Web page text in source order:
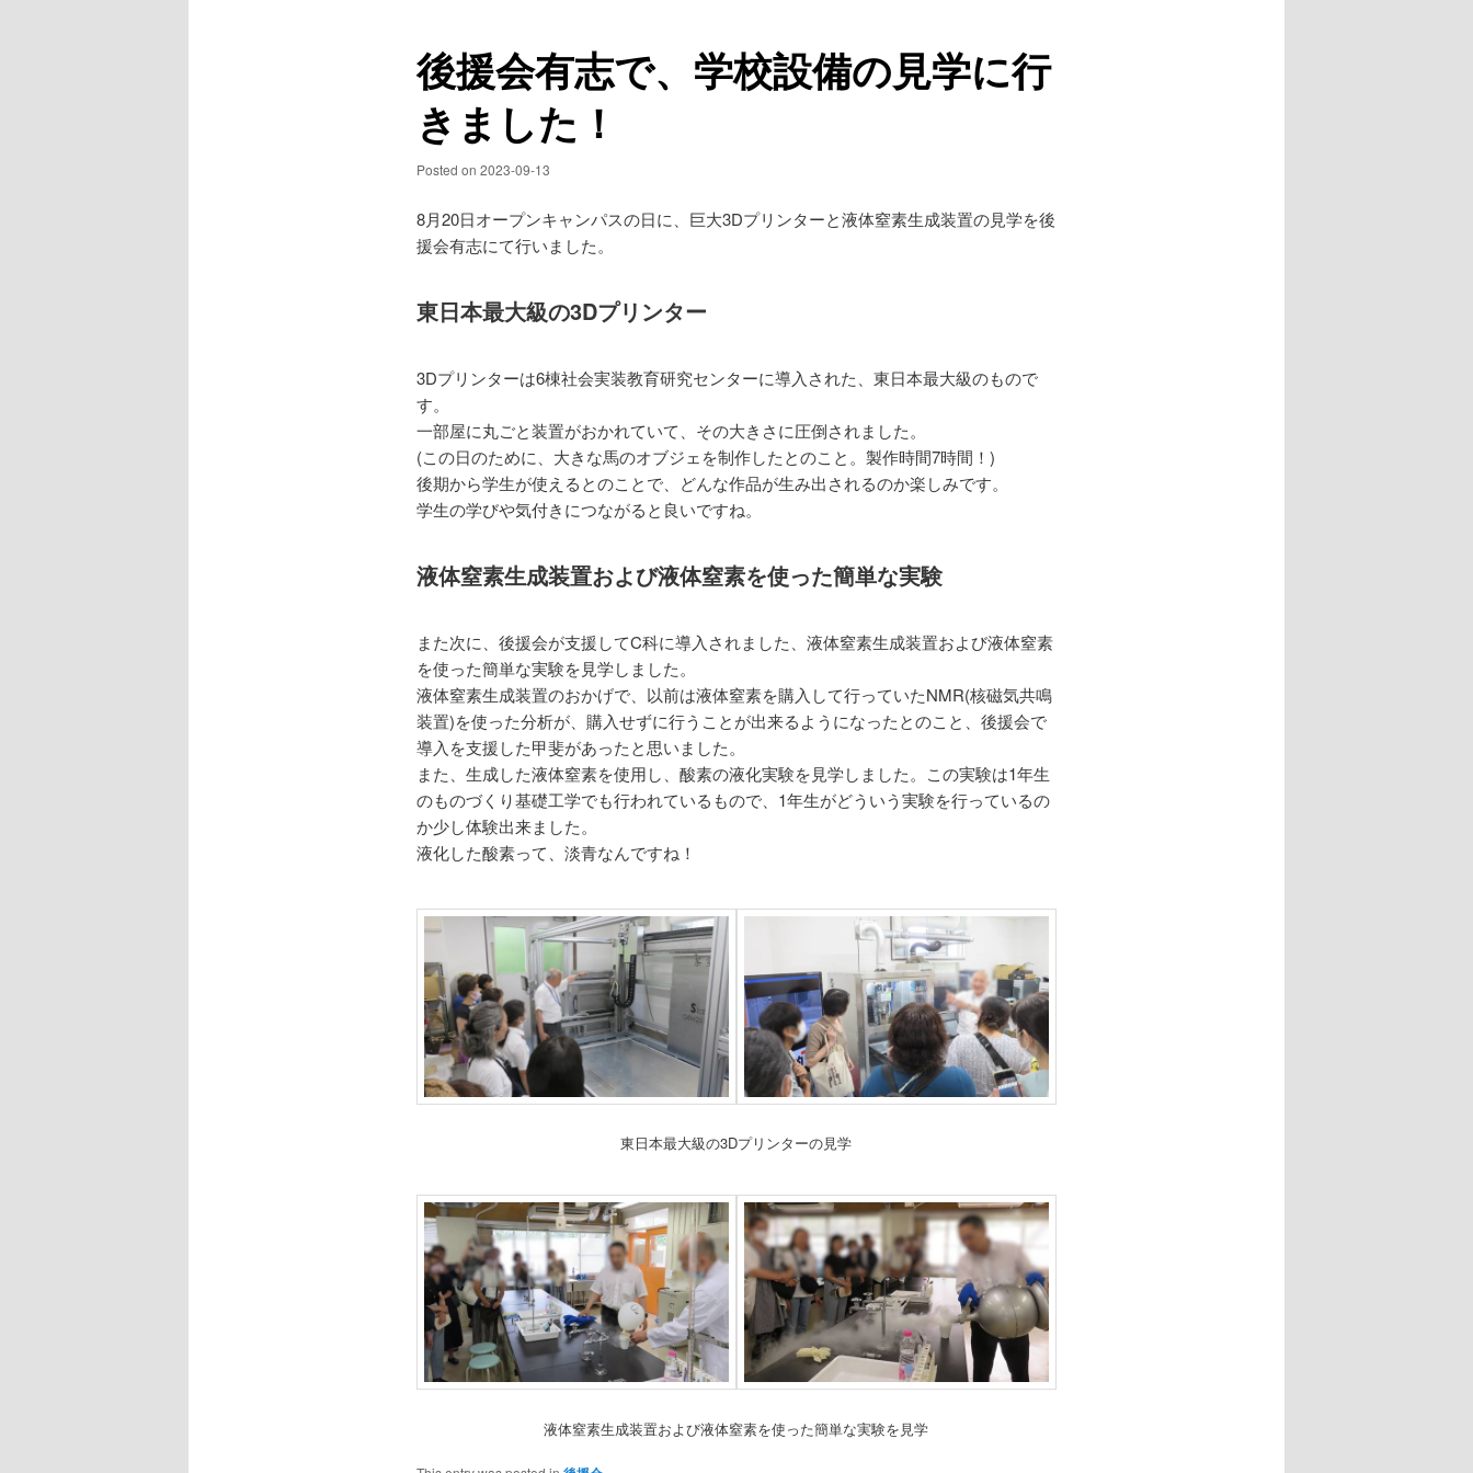
後援会有志で、学校設備の見学に行
きました！
Posted on 2023-09-13
8月20日オープンキャンパスの日に、巨大3Dプリンターと液体窒素生成装置の見学を後
援会有志にて行いました。
東日本最大級の3Dプリンター
3Dプリンターは6棟社会実装教育研究センターに導入された、東日本最大級のもので
す。
一部屋に丸ごと装置がおかれていて、その大きさに圧倒されました。
(この日のために、大きな馬のオブジェを制作したとのこと。製作時間7時間！)
後期から学生が使えるとのことで、どんな作品が生み出されるのか楽しみです。
学生の学びや気付きにつながると良いですね。
液体窒素生成装置および液体窒素を使った簡単な実験
また次に、後援会が支援してC科に導入されました、液体窒素生成装置および液体窒素
を使った簡単な実験を見学しました。
液体窒素生成装置のおかげで、以前は液体窒素を購入して行っていたNMR(核磁気共鳴
装置)を使った分析が、購入せずに行うことが出来るようになったとのこと、後援会で
導入を支援した甲斐があったと思いました。
また、生成した液体窒素を使用し、酸素の液化実験を見学しました。この実験は1年生
のものづくり基礎工学でも行われているもので、1年生がどういう実験を行っているの
か少し体験出来ました。
液化した酸素って、淡青なんですね！
東日本最大級の3Dプリンターの見学
液体窒素生成装置および液体窒素を使った簡単な実験を見学